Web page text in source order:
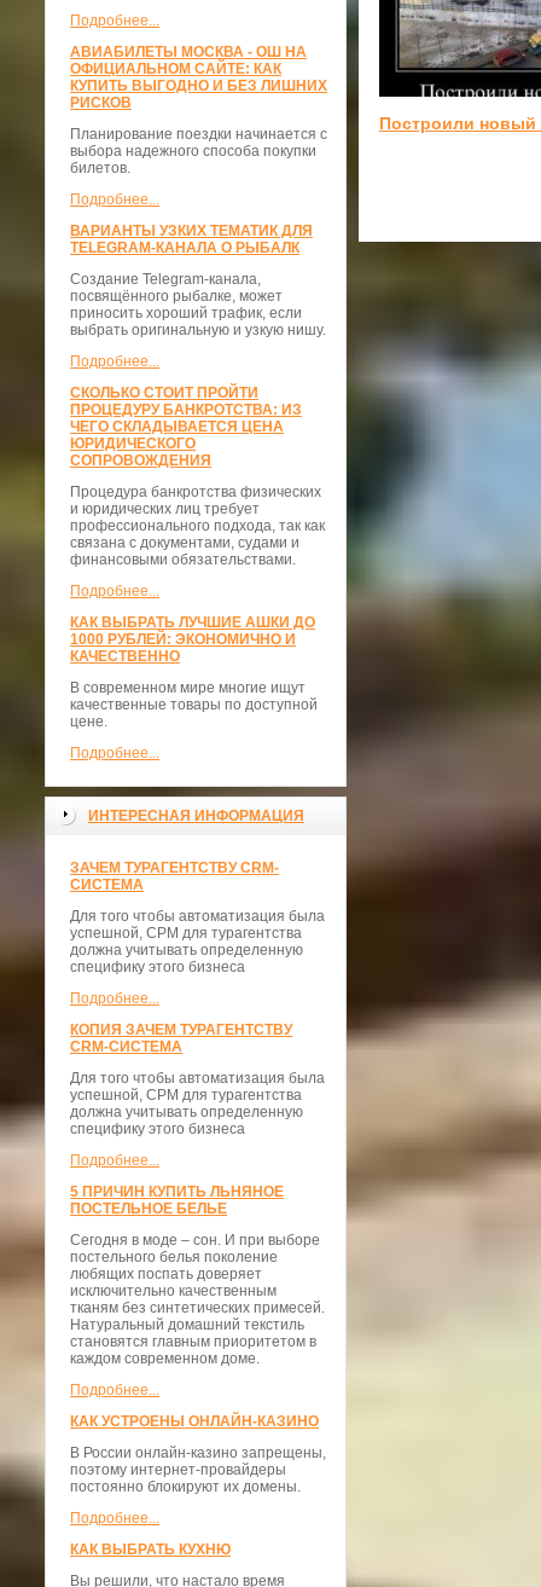
Подробнее...
АВИАБИЛЕТЫ МОСКВА - ОШ НА
ОФИЦИАЛЬНОМ САЙТЕ: КАК
КУПИТЬ ВЫГОДНО И БЕЗ ЛИШНИХ
РИСКОВ
Планирование поездки начинается с
выбора надежного способа покупки
билетов.
Подробнее...
ВАРИАНТЫ УЗКИХ ТЕМАТИК ДЛЯ
TELEGRAM-КАНАЛА О РЫБАЛК
Создание Telegram-канала,
посвящённого рыбалке, может
приносить хороший трафик, если
выбрать оригинальную и узкую нишу.
Подробнее...
СКОЛЬКО СТОИТ ПРОЙТИ
ПРОЦЕДУРУ БАНКРОТСТВА: ИЗ
ЧЕГО СКЛАДЫВАЕТСЯ ЦЕНА
ЮРИДИЧЕСКОГО
СОПРОВОЖДЕНИЯ
Процедура банкротства физических
и юридических лиц требует
профессионального подхода, так как
связана с документами, судами и
финансовыми обязательствами.
Подробнее...
КАК ВЫБРАТЬ ЛУЧШИЕ АШКИ ДО
1000 РУБЛЕЙ: ЭКОНОМИЧНО И
КАЧЕСТВЕННО
В современном мире многие ищут
качественные товары по доступной
цене.
Подробнее...
ИНТЕРЕСНАЯ ИНФОРМАЦИЯ
ЗАЧЕМ ТУРАГЕНТСТВУ CRM-
СИСТЕМА
Для того чтобы автоматизация была
успешной, СРМ для турагентства
должна учитывать определенную
специфику этого бизнеса
Подробнее...
КОПИЯ ЗАЧЕМ ТУРАГЕНТСТВУ
CRM-СИСТЕМА
Для того чтобы автоматизация была
успешной, СРМ для турагентства
должна учитывать определенную
специфику этого бизнеса
Подробнее...
5 ПРИЧИН КУПИТЬ ЛЬНЯНОЕ
ПОСТЕЛЬНОЕ БЕЛЬЕ
Сегодня в моде – сон. И при выборе
постельного белья поколение
любящих поспать доверяет
исключительно качественным
тканям без синтетических примесей.
Натуральный домашний текстиль
становятся главным приоритетом в
каждом современном доме.
Подробнее...
КАК УСТРОЕНЫ ОНЛАЙН-КАЗИНО
В России онлайн-казино запрещены,
поэтому интернет-провайдеры
постоянно блокируют их домены.
Подробнее...
КАК ВЫБРАТЬ КУХНЮ
Вы решили, что настало время
Построили новый